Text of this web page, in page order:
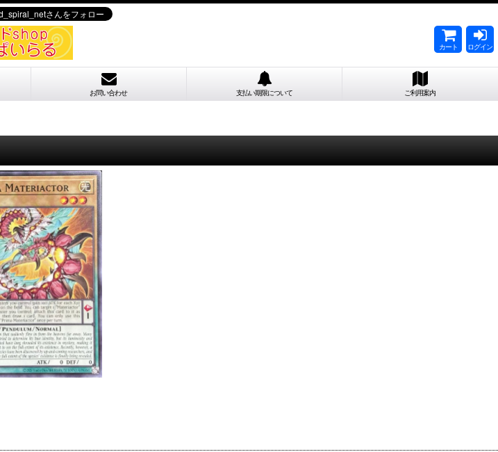
カート ログイン
お問い合わせ 支払い期限について ご利用案内